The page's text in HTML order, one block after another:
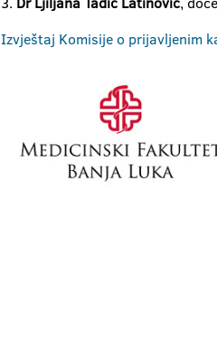
Izvještaj Komisije o prijavljenim